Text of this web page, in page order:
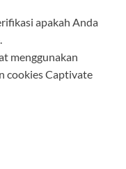
apakah Anda
.
menggunakan
cookiesCaptivate